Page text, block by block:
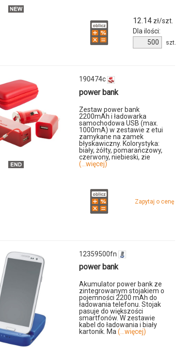
12.14 zł/szt.
Dla ilości:
produktu
szt.
190474c
power bank
Zestaw power bank
2200mAh i ładowarka
samochodowa USB (max.
1000mA) w zestawie z etui
zamykane na zamek
błyskawiczny. Kolorystyka:
biały, żółty, pomarańczowy,
czerwony, niebieski, zie
(...więcej)
Zapytaj o cenę
12359500fn
power bank
Akumulator power bank ze
zintegrowanym stojakiem o
pojemności 2200 mAh do
ładowania telefonu. Stojak
pasuje do większości
smartfonów. W zestawie
kabel do ładowania i biały
kartonik. Ma (...więcej)